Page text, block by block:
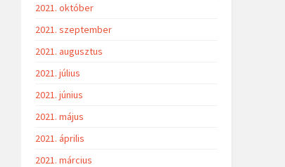
2021. október
2021. szeptember
2021. augusztus
2021. július
2021. június
2021. május
2021. április
2021. március